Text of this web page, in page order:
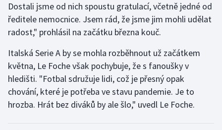
Dostali jsme od nich spoustu gratulací, včetně jedné od
ředitele nemocnice. Jsem rád, že jsme jim mohli udělat
radost," prohlásil na začátku března kouč.
Italská Serie A by se mohla rozběhnout už začátkem
května, Le Foche však pochybuje, že s fanoušky v
hledišti. "Fotbal sdružuje lidi, což je přesný opak
chování, které je potřeba ve stavu pandemie. Je to
hrozba. Hrát bez diváků by ale šlo," uvedl Le Foche.